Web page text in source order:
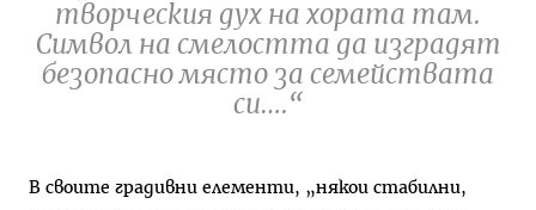
творческия дух на хората там.
Символ на смелостта да изградят
безопасно място за семействата
си….“
В своите градивни елементи, „някои стабилни,